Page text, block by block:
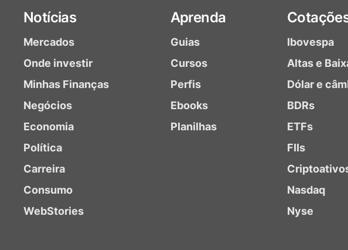
Notícias
Mercados
Onde investir
Minhas Finanças
Negócios
Economia
Política
Carreira
Consumo
WebStories
Aprenda
Guias
Cursos
Perfis
Ebooks
Planilhas
Ibovespa
Altas e
Dólar e
BDRs
ETFs
FIIs
Nasdaq
Nyse